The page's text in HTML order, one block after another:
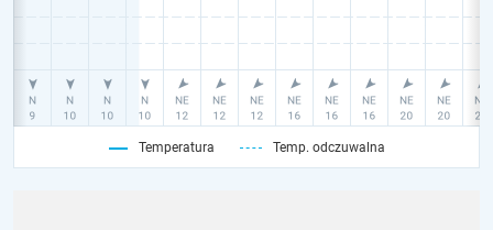
Temperatura Temp. odczuwalna